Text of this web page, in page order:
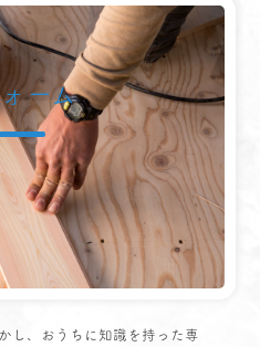
ーム
し、おうちに知識を持った専